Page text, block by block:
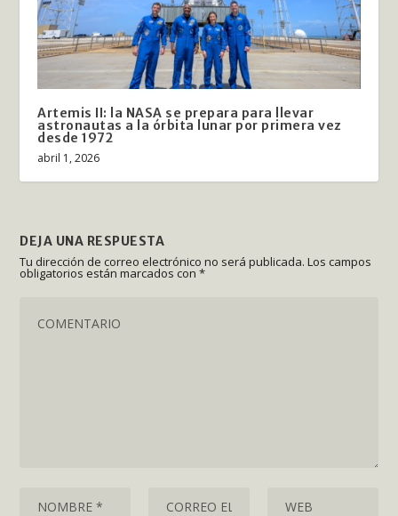
Artemis II: la NASA se prepara para llevar
astronautas a la órbita lunar por primera vez
desde 1972
abril 1, 2026
DEJA UNA RESPUESTA
Tu dirección de correo electrónico no será publicada. Los campos
obligatorios están marcados con*